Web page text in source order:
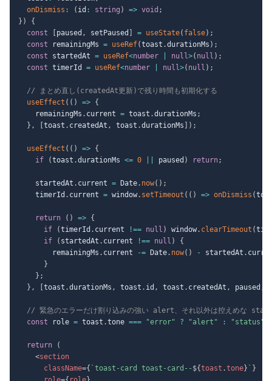
onDismiss : ( id : string ) => void ;
} )
{
const
paused , setPaused = useState( false) ;
const remainingMs = useRef(toast .durationMs ) ;
const startedAt = useRef<number null>( null ) ;
const timerId = useRef<number null>( null ) ;
// まとめ直し(createdAt更新)で残り時間も初期化する
useEffect ( ( ) => {
    remainingMs
. current = toast .durationMs ;
} , toast . createdAt , toast .durationMs ) ;
useEffect ( ( ) => {
if
(toast .durationMs <= 0 paused ) return;
    startedAt
. current = Date. now( ) ;
    timerId
. current = window. setTimeout ( ( ) => onDismiss (
return ( ) => {
if
(timerId . current !== null ) window. clearTimeout (
if
( startedAt . current !== null )
{
        remainingMs
. current -= Date. now( ) - startedAt .
}
} ;
} , toast .durationMs , toast . id , toast . createdAt , paused ,
// 緊急のエラーだけ割り込みの強い alert、それ以外は控えめな
const role = toast .tone === "error" ? "alert" : "status"
return
(
<section
className={ ` toast-card toast-card-- ${toast .tone} ` }